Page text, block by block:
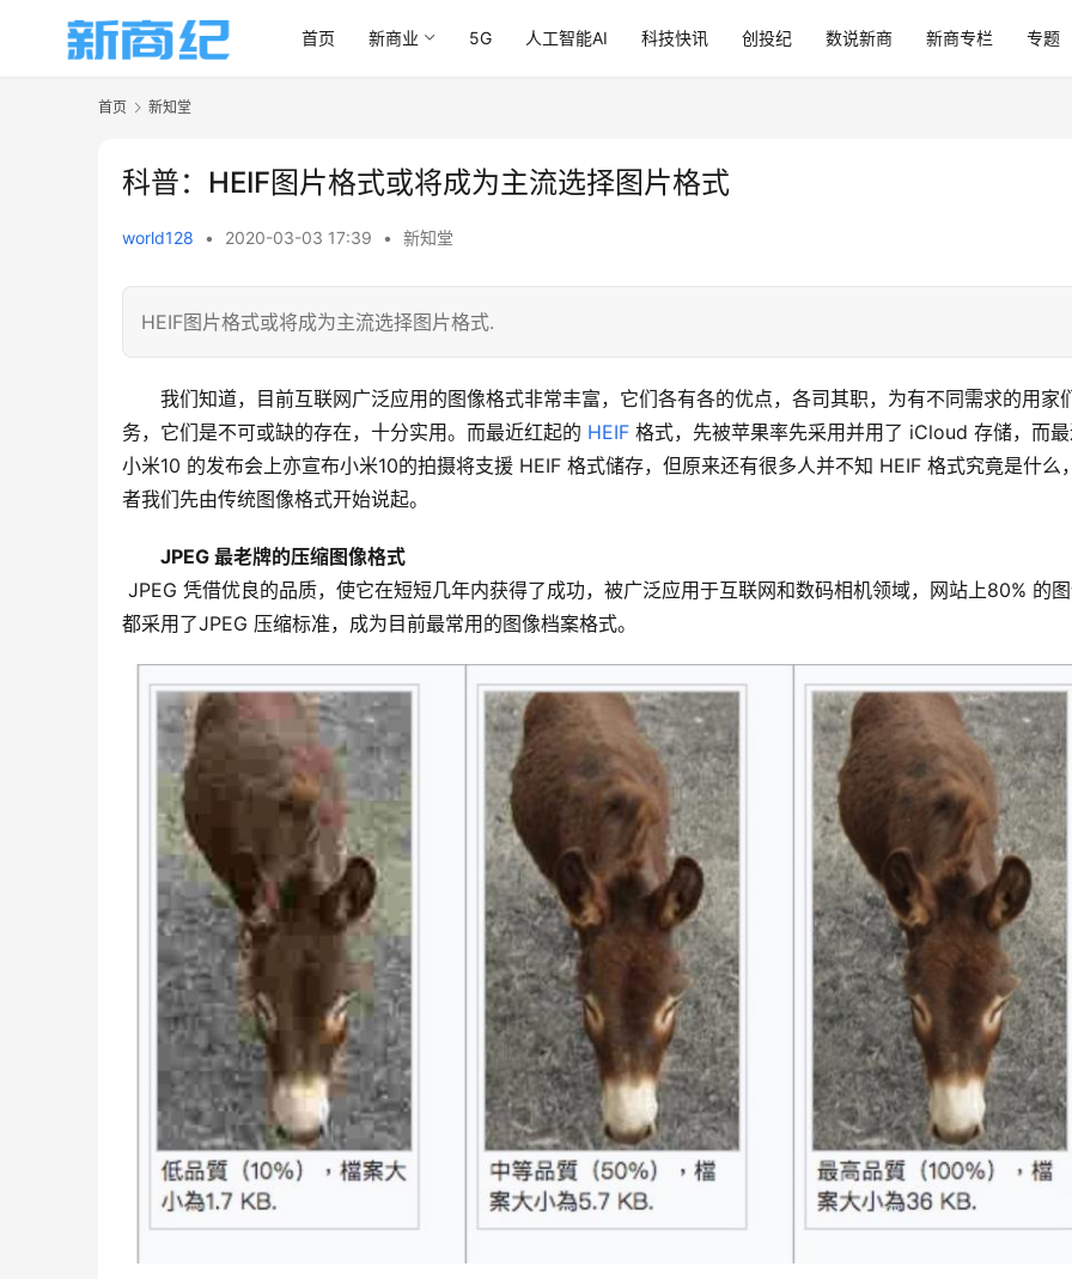
首页 新商业 5G 人工智能AI 科技快讯 创投纪 数说新商 新商专栏 专题
首页 新知堂
科普：HEIF图片格式或将成为主流选择图片格式
world128 • 2020-03-03 17:39 • 新知堂
HEIF图片格式或将成为主流选择图片格式.
我们知道，目前互联网广泛应用的图像格式非常丰富，它们各有各的优点，各司其职，为有不同需求的用家
务，它们是不可或缺的存在，十分实用。而最近红起的 HEIF 格式，先被苹果率先采用并用了 iCloud 存储，而
小米10 的发布会上亦宣布小米10的拍摄将支援 HEIF 格式储存，但原来还有很多人并不知 HEIF 格式究竟是什么
者我们先由传统图像格式开始说起。
JPEG 最老牌的压缩图像格式
都采用了JPEG 压缩标准，成为目前最常用的图像档案格式。